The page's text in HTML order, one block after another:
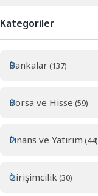
Kategoriler
Bankalar(137)
Borsa ve Hisse (59)
Finans ve Yatırım (44)
Girişimcilik (30)